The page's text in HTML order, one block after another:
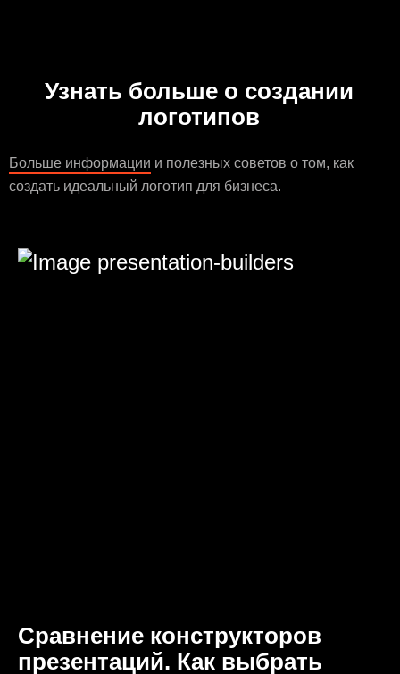
Узнать больше о создании
логотипов
Больше информации и полезных советов о том, как
создать идеальный логотип для бизнеса.
Сравнение конструкторов
презентаций. Как выбрать